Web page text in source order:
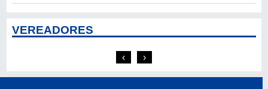
VEREADORES
PL
Analiel Vianna Caio César
‹ ›